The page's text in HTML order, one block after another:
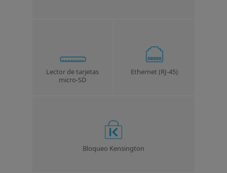
Lector de tarjetas
micro-SD
Ethernet (RJ-45)
Bloqueo Kensington